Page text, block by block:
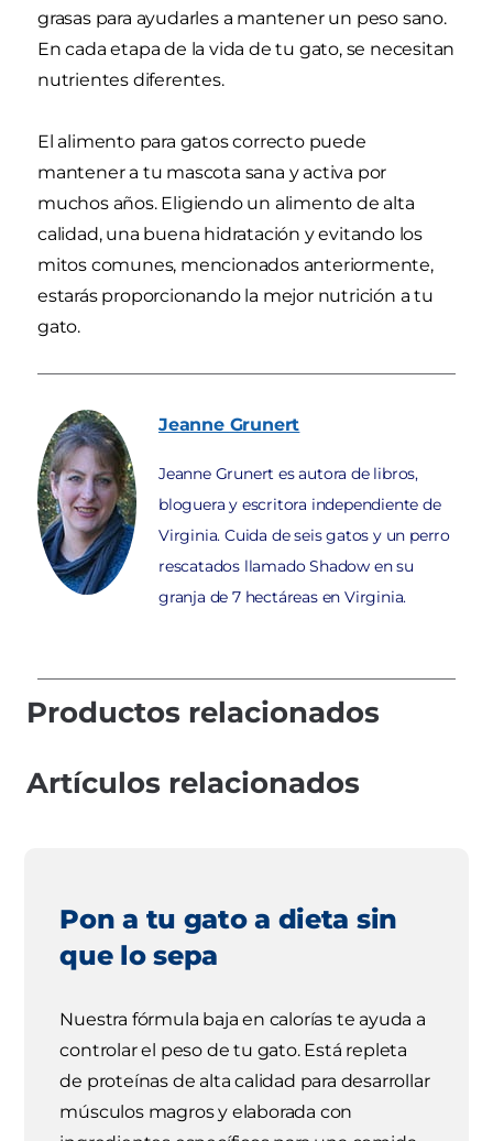
grasas para ayudarles a mantener un peso sano.
En cada etapa de la vida de tu gato, se necesitan
nutrientes diferentes.
El alimento para gatos correcto puede
mantener a tu mascota sana y activa por
muchos años. Eligiendo un alimento de alta
calidad, una buena hidratación y evitando los
mitos comunes, mencionados anteriormente,
estarás proporcionando la mejor nutrición a tu
gato.
Jeanne Grunert
Jeanne Grunert es autora de libros,
bloguera y escritora independiente de
Virginia. Cuida de seis gatos y un perro
rescatados llamado Shadow en su
granja de 7 hectáreas en Virginia.
Productos relacionados
Artículos relacionados
Pon a tu gato a dieta sin
que lo sepa
Nuestra fórmula baja en calorías te ayuda a
controlar el peso de tu gato. Está repleta
de proteínas de alta calidad para desarrollar
músculos magros y elaborada con